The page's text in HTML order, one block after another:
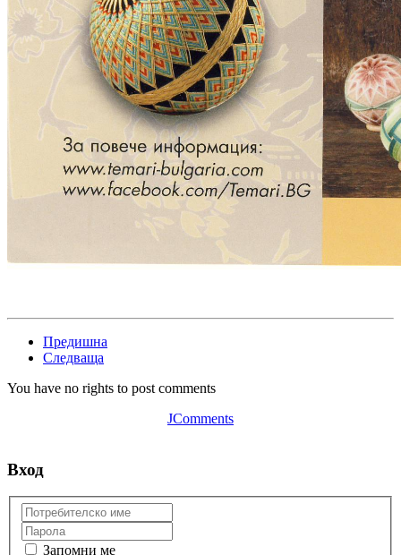
Предишна
Следваща
You have no rights to post comments
JComments
Вход
Запомни ме